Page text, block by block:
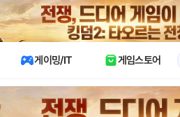
X
게이밍/IT 게임스토어